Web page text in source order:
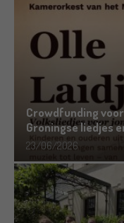
Crowdfunding
Groningse liedjes
23/06/2026